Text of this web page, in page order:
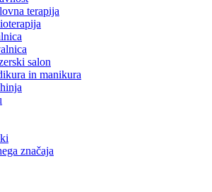
terapija
salon
in manikura
značaja